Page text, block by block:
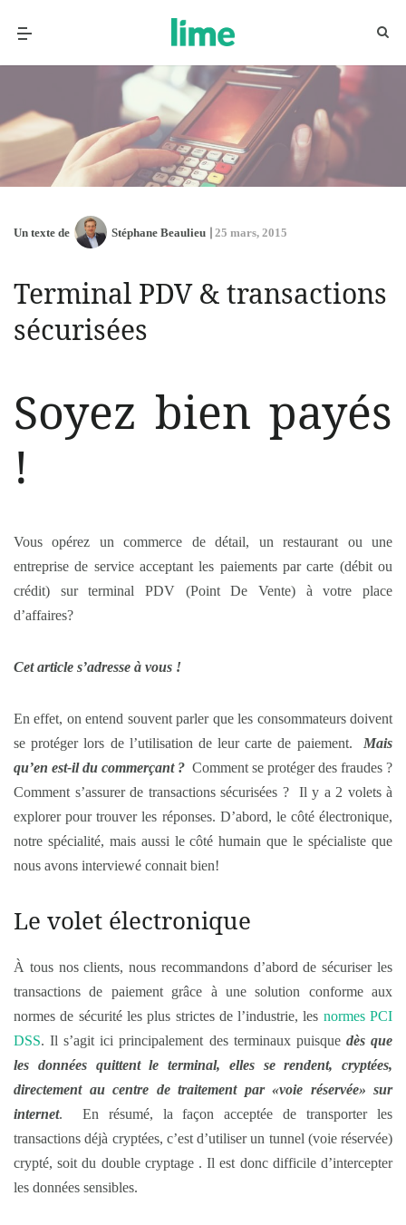
Un texte de Stéphane Beaulieu 25 mars, 2015
Terminal PDV & transactions
sécurisées
Soyez bien payés
!
Vous opérez un commerce de détail, un restaurant ou une
entreprise de service acceptant les paiements par carte (débit ou
crédit) sur terminal PDV (Point De Vente) à votre place
d’affaires?
Cet article s’adresse à vous !
En effet, on entend souvent parler que les consommateurs doivent
se protéger lors de l’utilisation de leur carte de paiement. Mais
qu’en est-il du commerçant ? Comment se protéger des fraudes ?
Comment s’assurer de transactions sécurisées ? Il y a 2 volets à
explorer pour trouver les réponses. D’abord, le côté électronique,
notre spécialité, mais aussi le côté humain que le spécialiste que
nous avons interviewé connait bien!
Le volet électronique
À tous nos clients, nous recommandons d’abord de sécuriser les
transactions de paiement grâce à une solution conforme aux
normes de sécurité les plus strictes de l’industrie, les normes PCI
DSS. Il s’agit ici principalement des terminaux puisque dès que
les données quittent le terminal, elles se rendent, cryptées,
directement au centre de traitement par «voie réservée» sur
internet. En résumé, la façon acceptée de transporter les
transactions déjà cryptées, c’est d’utiliser un tunnel (voie réservée)
crypté, soit du double cryptage . Il est donc difficile d’intercepter
les données sensibles.